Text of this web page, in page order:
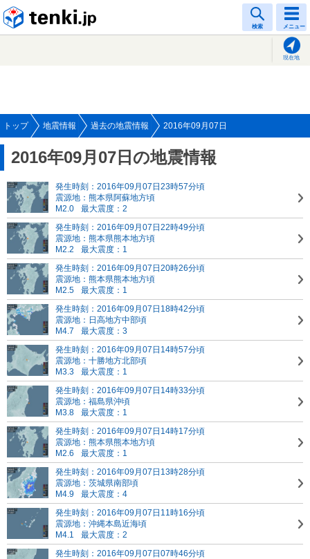
検索 メニュー
現在地
トップ 地震情報 過去の地震情報 2016年09月07日
2016年09月07日の地震情報
発生時刻：2016年09月07日23時57分頃
震源地：熊本県阿蘇地方頃
M2.0
最大震度：2
発生時刻：2016年09月07日22時49分頃
震源地：熊本県熊本地方頃
M2.2
最大震度：1
発生時刻：2016年09月07日20時26分頃
震源地：熊本県熊本地方頃
M2.5
最大震度：1
発生時刻：2016年09月07日18時42分頃
震源地：日高地方中部頃
M4.7
最大震度：3
発生時刻：2016年09月07日14時57分頃
震源地：十勝地方北部頃
M3.3
最大震度：1
発生時刻：2016年09月07日14時33分頃
震源地：福島県沖頃
M3.8
最大震度：1
発生時刻：2016年09月07日14時17分頃
震源地：熊本県熊本地方頃
M2.6
最大震度：1
発生時刻：2016年09月07日13時28分頃
震源地：茨城県南部頃
M4.9
最大震度：4
発生時刻：2016年09月07日11時16分頃
震源地：沖縄本島近海頃
M4.1
最大震度：2
発生時刻：2016年09月07日07時46分頃